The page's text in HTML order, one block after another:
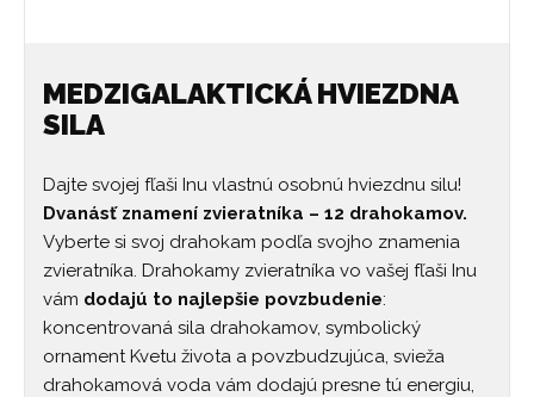
MEDZIGALAKTICKÁ HVIEZDNA
SILA
Dajte svojej fľaši Inu vlastnú osobnú hviezdnu silu!
Dvanásť znamení zvieratníka – 12 drahokamov.
Vyberte si svoj drahokam podľa svojho znamenia
zvieratníka. Drahokamy zvieratníka vo vašej fľaši Inu
vám dodajú to najlepšie povzbudenie:
koncentrovaná sila drahokamov, symbolický
ornament Kvetu života a povzbudzujúca, svieža
drahokamová voda vám dodajú presne tú energiu,